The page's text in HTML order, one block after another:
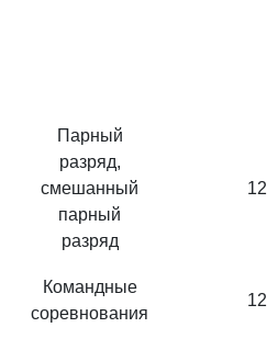
Парный
разряд,
смешанный
парный
разряд
12
Командные
соревнования
12